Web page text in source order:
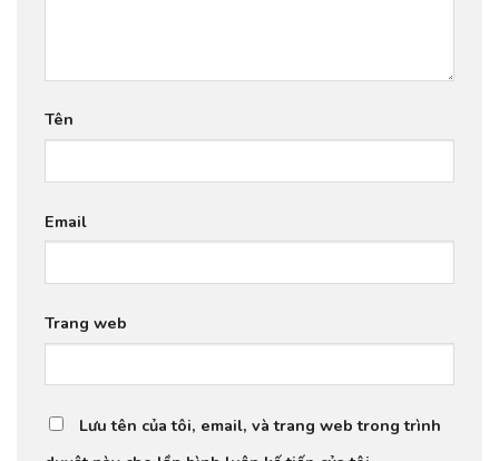
Tên
Email
Trang web
Lưu tên của tôi, email, và trang web trong trình